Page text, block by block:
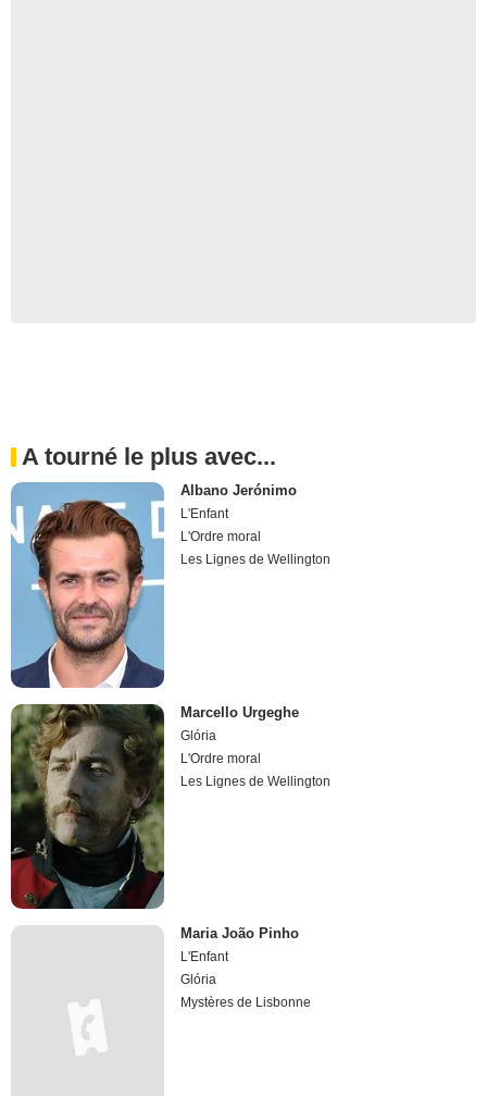
A tourné le plus avec...
Albano Jerónimo
L'Enfant
L'Ordre moral
Les Lignes de Wellington
Marcello Urgeghe
Glória
L'Ordre moral
Les Lignes de Wellington
Maria João Pinho
L'Enfant
Glória
Mystères de Lisbonne